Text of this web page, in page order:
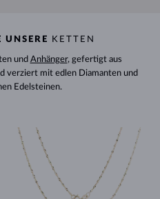
UNSERE KETTEN
und Anhänger, gefertigt aus
verziert mit edlen Diamanten und
Edelsteinen.